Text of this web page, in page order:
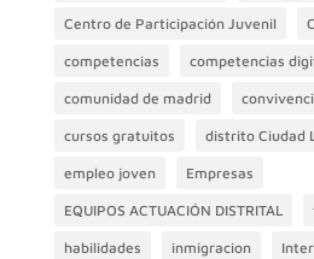
Centro de Participación Juvenil
competencias competencias
comunidad de madrid
cursos gratuitos distrito Ciudad
empleo joven Empresas
EQUIPOS ACTUACIÓN DISTRITAL
habilidades inmigracion